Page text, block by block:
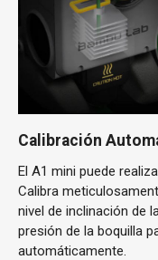
Calibración
El A1 mini puede
Calibra
nivel de inclinación de
presión de la boquilla
automáticamente.